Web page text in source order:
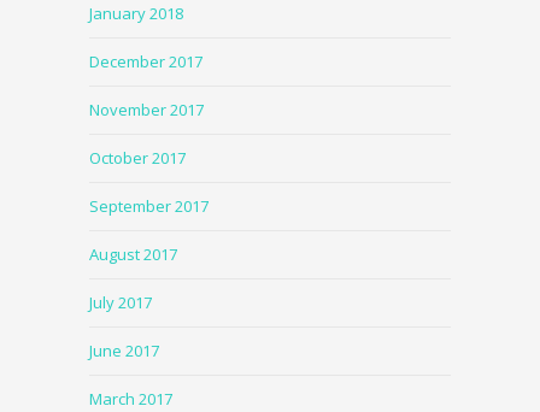
January 2018
December 2017
November 2017
October 2017
September 2017
August 2017
July 2017
June 2017
March 2017